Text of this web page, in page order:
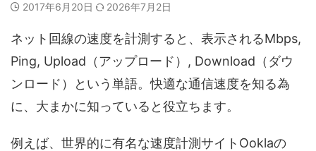
2017年6月20日 2026年7月2日
ネット回線の速度を計測すると、表示されるMbps,
Ping, Upload（アップロード）, Download（ダウ
ンロード）という単語。快適な通信速度を知る為
に、大まかに知っていると役立ちます。
例えば、世界的に有名な速度計測サイトOoklaの